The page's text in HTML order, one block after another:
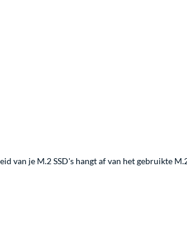
van je M.2 SSD's hangt af van het gebruikte